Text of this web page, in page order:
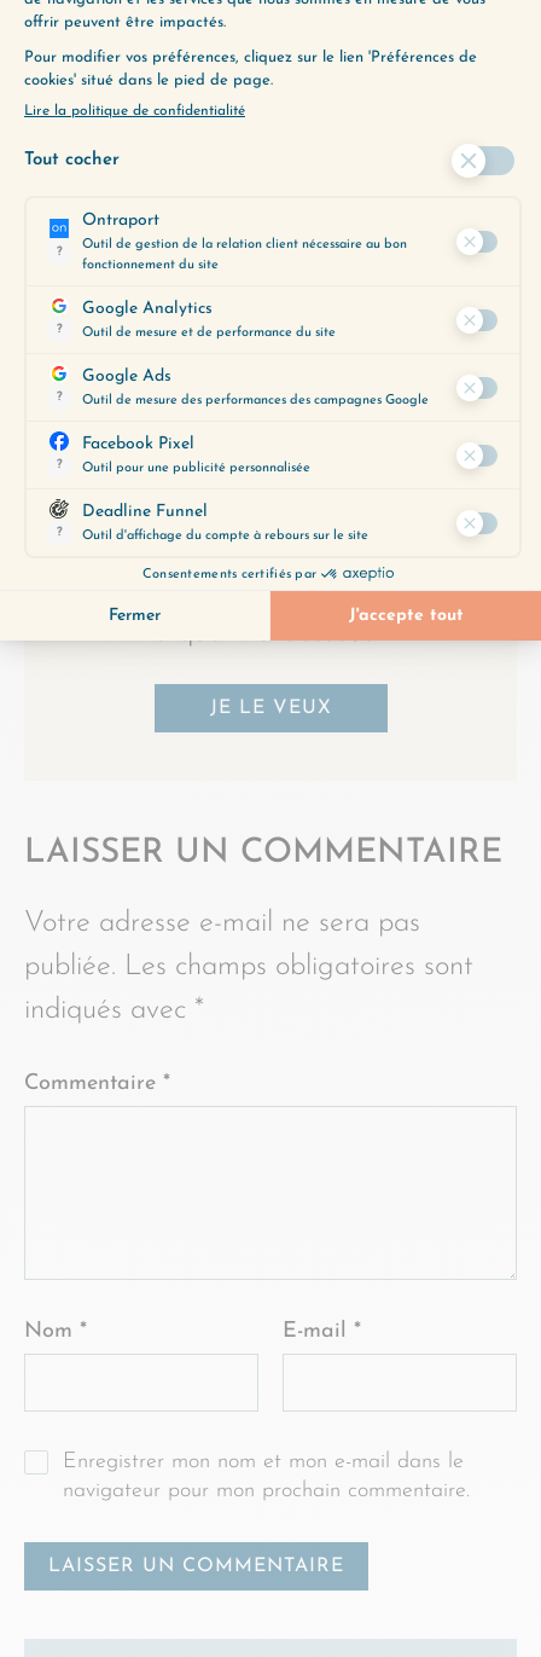
(132) LA CAPACITÉ À DEMANDER
(134) LA CAPACITÉ À AVOIR
ENVIE D’ALLER PLUS
LOIN ?
Utilisez notre Guide d’Écoute, un
outil précieux pour vous aider à
découvrir les épisodes qui
correspondent le mieux à vos
préoccupations du moment.
Obtenez-le gratuitement en
cliquant ci-dessous :
JE LE VEUX
LAISSER UN COMMENTAIRE
Votre adresse e-mail ne sera pas
publiée. Les champs obligatoires sont
indiqués avec *
Commentaire *
Nom * E-mail *
Enregistrer mon nom et mon e-mail dans le
navigateur pour mon prochain commentaire.